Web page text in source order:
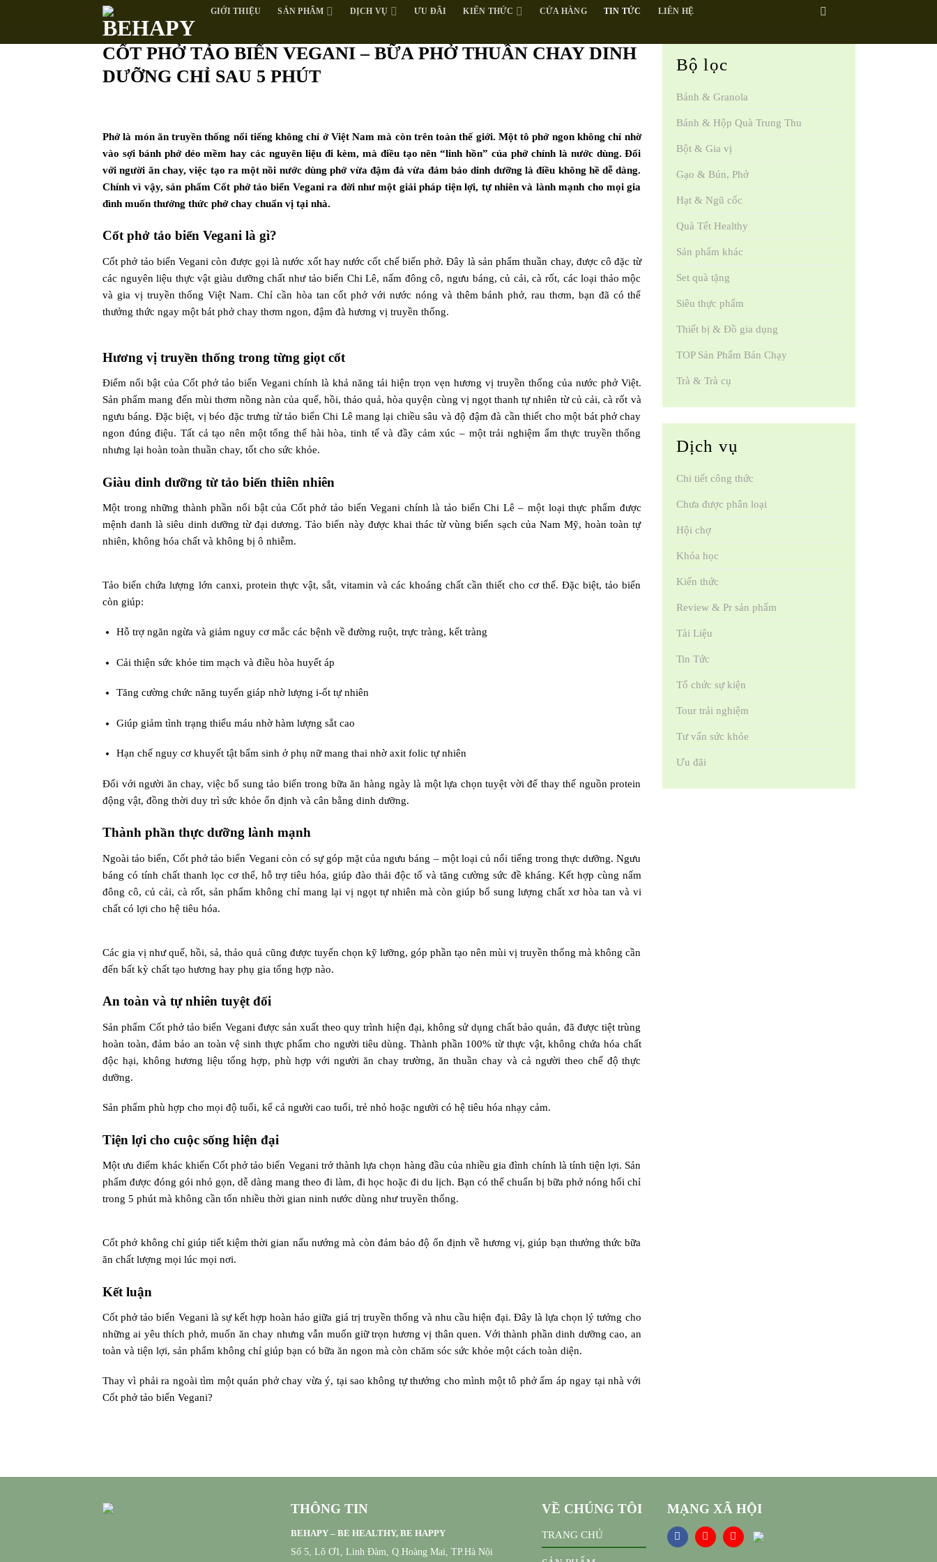
GIỚI THIỆU SẢN PHẨM DỊCH VỤ ƯU ĐÃI KIẾN THỨC CỬA HÀNG TIN TỨC LIÊN HỆ
CỐT PHỞ TẢO BIỂN VEGANI – BỮA PHỞ THUẦN CHAY DINH
DƯỠNG CHỈ SAU 5 PHÚT
Phở là món ăn truyền thống nổi tiếng không chỉ ở Việt Nam mà còn trên toàn thế giới. Một tô phở ngon không chỉ nhờ
vào sợi bánh phở dẻo mềm hay các nguyên liệu đi kèm, mà điều tạo nên “linh hồn” của phở chính là nước dùng. Đối
với người ăn chay, việc tạo ra một nồi nước dùng phở vừa đậm đà vừa đảm bảo dinh dưỡng là điều không hề dễ dàng.
Chính vì vậy, sản phẩm Cốt phở tảo biển Vegani ra đời như một giải pháp tiện lợi, tự nhiên và lành mạnh cho mọi gia
đình muốn thưởng thức phở chay chuẩn vị tại nhà.
Cốt phở tảo biển Vegani là gì?
Cốt phở tảo biển Vegani còn được gọi là nước xốt hay nước cốt chế biến phở. Đây là sản phẩm thuần chay, được cô đặc từ
các nguyên liệu thực vật giàu dưỡng chất như tảo biển Chi Lê, nấm đông cô, ngưu báng, củ cải, cà rốt, các loại thảo mộc
và gia vị truyền thống Việt Nam. Chỉ cần hòa tan cốt phở với nước nóng và thêm bánh phở, rau thơm, bạn đã có thể
thưởng thức ngay một bát phở chay thơm ngon, đậm đà hương vị truyền thống.
Hương vị truyền thống trong từng giọt cốt
Điểm nổi bật của Cốt phở tảo biển Vegani chính là khả năng tái hiện trọn vẹn hương vị truyền thống của nước phở Việt.
Sản phẩm mang đến mùi thơm nồng nàn của quế, hồi, thảo quả, hòa quyện cùng vị ngọt thanh tự nhiên từ củ cải, cà rốt và
ngưu báng. Đặc biệt, vị béo đặc trưng từ tảo biển Chi Lê mang lại chiều sâu và độ đậm đà cần thiết cho một bát phở chay
ngon đúng điệu. Tất cả tạo nên một tổng thể hài hòa, tinh tế và đầy cảm xúc – một trải nghiệm ẩm thực truyền thống
nhưng lại hoàn toàn thuần chay, tốt cho sức khỏe.
Giàu dinh dưỡng từ tảo biển thiên nhiên
Một trong những thành phần nổi bật của Cốt phở tảo biển Vegani chính là tảo biển Chi Lê – một loại thực phẩm được
mệnh danh là siêu dinh dưỡng từ đại dương. Tảo biển này được khai thác từ vùng biển sạch của Nam Mỹ, hoàn toàn tự
nhiên, không hóa chất và không bị ô nhiễm.
Tảo biển chứa lượng lớn canxi, protein thực vật, sắt, vitamin và các khoáng chất cần thiết cho cơ thể. Đặc biệt, tảo biển
còn giúp:
Hỗ trợ ngăn ngừa và giảm nguy cơ mắc các bệnh về đường ruột, trực tràng, kết tràng
Cải thiện sức khỏe tim mạch và điều hòa huyết áp
Tăng cường chức năng tuyến giáp nhờ lượng i-ốt tự nhiên
Giúp giảm tình trạng thiếu máu nhờ hàm lượng sắt cao
Hạn chế nguy cơ khuyết tật bẩm sinh ở phụ nữ mang thai nhờ axit folic tự nhiên
Đối với người ăn chay, việc bổ sung tảo biển trong bữa ăn hàng ngày là một lựa chọn tuyệt vời để thay thế nguồn protein
động vật, đồng thời duy trì sức khỏe ổn định và cân bằng dinh dưỡng.
Thành phần thực dưỡng lành mạnh
Ngoài tảo biển, Cốt phở tảo biển Vegani còn có sự góp mặt của ngưu báng – một loại củ nổi tiếng trong thực dưỡng. Ngưu
báng có tính chất thanh lọc cơ thể, hỗ trợ tiêu hóa, giúp đào thải độc tố và tăng cường sức đề kháng. Kết hợp cùng nấm
đông cô, củ cải, cà rốt, sản phẩm không chỉ mang lại vị ngọt tự nhiên mà còn giúp bổ sung lượng chất xơ hòa tan và vi
chất có lợi cho hệ tiêu hóa.
Các gia vị như quế, hồi, sả, thảo quả cũng được tuyển chọn kỹ lưỡng, góp phần tạo nên mùi vị truyền thống mà không cần
đến bất kỳ chất tạo hương hay phụ gia tổng hợp nào.
An toàn và tự nhiên tuyệt đối
Sản phẩm Cốt phở tảo biển Vegani được sản xuất theo quy trình hiện đại, không sử dụng chất bảo quản, đã được tiệt trùng
hoàn toàn, đảm bảo an toàn vệ sinh thực phẩm cho người tiêu dùng. Thành phần 100% từ thực vật, không chứa hóa chất
độc hại, không hương liệu tổng hợp, phù hợp với người ăn chay trường, ăn thuần chay và cả người theo chế độ thực
dưỡng.
Sản phẩm phù hợp cho mọi độ tuổi, kể cả người cao tuổi, trẻ nhỏ hoặc người có hệ tiêu hóa nhạy cảm.
Tiện lợi cho cuộc sống hiện đại
Một ưu điểm khác khiến Cốt phở tảo biển Vegani trở thành lựa chọn hàng đầu của nhiều gia đình chính là tính tiện lợi. Sản
phẩm được đóng gói nhỏ gọn, dễ dàng mang theo đi làm, đi học hoặc đi du lịch. Bạn có thể chuẩn bị bữa phở nóng hổi chỉ
trong 5 phút mà không cần tốn nhiều thời gian ninh nước dùng như truyền thống.
Cốt phở không chỉ giúp tiết kiệm thời gian nấu nướng mà còn đảm bảo độ ổn định về hương vị, giúp bạn thưởng thức bữa
ăn chất lượng mọi lúc mọi nơi.
Kết luận
Cốt phở tảo biển Vegani là sự kết hợp hoàn hảo giữa giá trị truyền thống và nhu cầu hiện đại. Đây là lựa chọn lý tưởng cho
những ai yêu thích phở, muốn ăn chay nhưng vẫn muốn giữ trọn hương vị thân quen. Với thành phần dinh dưỡng cao, an
toàn và tiện lợi, sản phẩm không chỉ giúp bạn có bữa ăn ngon mà còn chăm sóc sức khỏe một cách toàn diện.
Thay vì phải ra ngoài tìm một quán phở chay vừa ý, tại sao không tự thưởng cho mình một tô phở ấm áp ngay tại nhà với
Cốt phở tảo biển Vegani?
Bộ lọc
Bánh & Granola
Bánh & Hộp Quà Trung Thu
Bột & Gia vị
Gạo & Bún, Phở
Hạt & Ngũ cốc
Quà Tết Healthy
Sản phẩm khác
Set quà tặng
Siêu thực phẩm
Thiết bị & Đồ gia dụng
TOP Sản Phẩm Bán Chạy
Trà & Trà cụ
Dịch vụ
Chi tiết công thức
Chưa được phân loại
Hội chợ
Khóa học
Kiến thức
Review & Pr sản phẩm
Tài Liệu
Tin Tức
Tổ chức sự kiện
Tour trải nghiệm
Tư vấn sức khỏe
Ưu đãi
THÔNG TIN
BEHAPY – BE HEALTHY, BE HAPPY
Số 5, Lô Ơ1, Linh Đàm, Q.Hoàng Mai, TP.Hà Nội
VỀ CHÚNG TÔI
TRANG CHỦ
MẠNG XÃ HỘI